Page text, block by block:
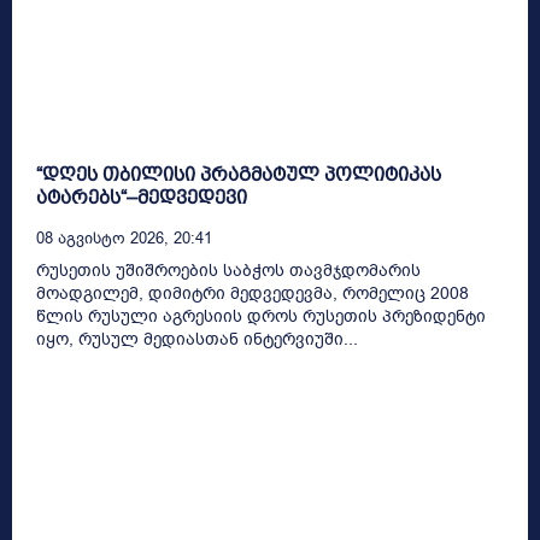
“დღეს თბილისი პრაგმატულ პოლიტიკას
ატარებს“–მედვედევი
08 Აგვისტო 2026, 20:41
რუსეთის უშიშროების საბჭოს თავმჯდომარის
მოადგილემ, დიმიტრი მედვედევმა, რომელიც 2008
წლის რუსული აგრესიის დროს რუსეთის პრეზიდენტი
იყო, რუსულ მედიასთან ინტერვიუში...